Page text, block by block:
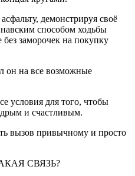
демонстрируя своё
способом ходьбы
заморочек на покупку
он на все возможные
условия для того, чтобы
и счастливым.
вызов привычному и просто
СВЯЗЬ?